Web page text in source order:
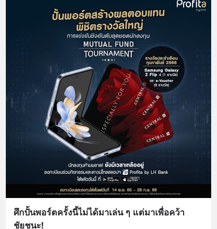
ศึกปั้นพอร์ตครั้งนี้ไม่ได้มาเล่น ๆ แต่มาเพื่อคว้า
ชัยชนะ!